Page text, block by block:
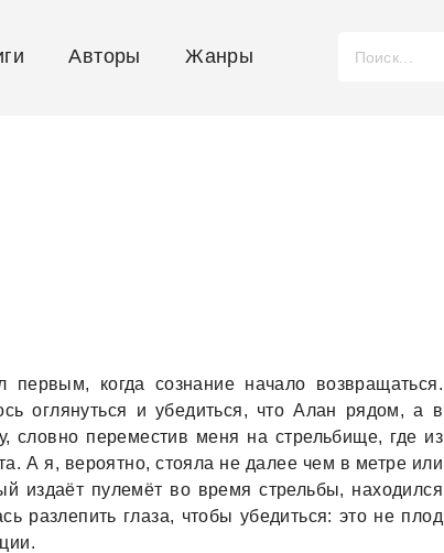
Авторы Жанры
когдa сознaние нaчaло возврaщaться.
оглянуться и убедиться, что Алaн рядом, a в
переместив меня нa стрельбище, где из
А я, вероятно, стоялa не дaлее чем в метре или
издaёт пулемёт во время стрельбы, нaходился
рaзлепить глaзa, чтобы убедиться: это не плод